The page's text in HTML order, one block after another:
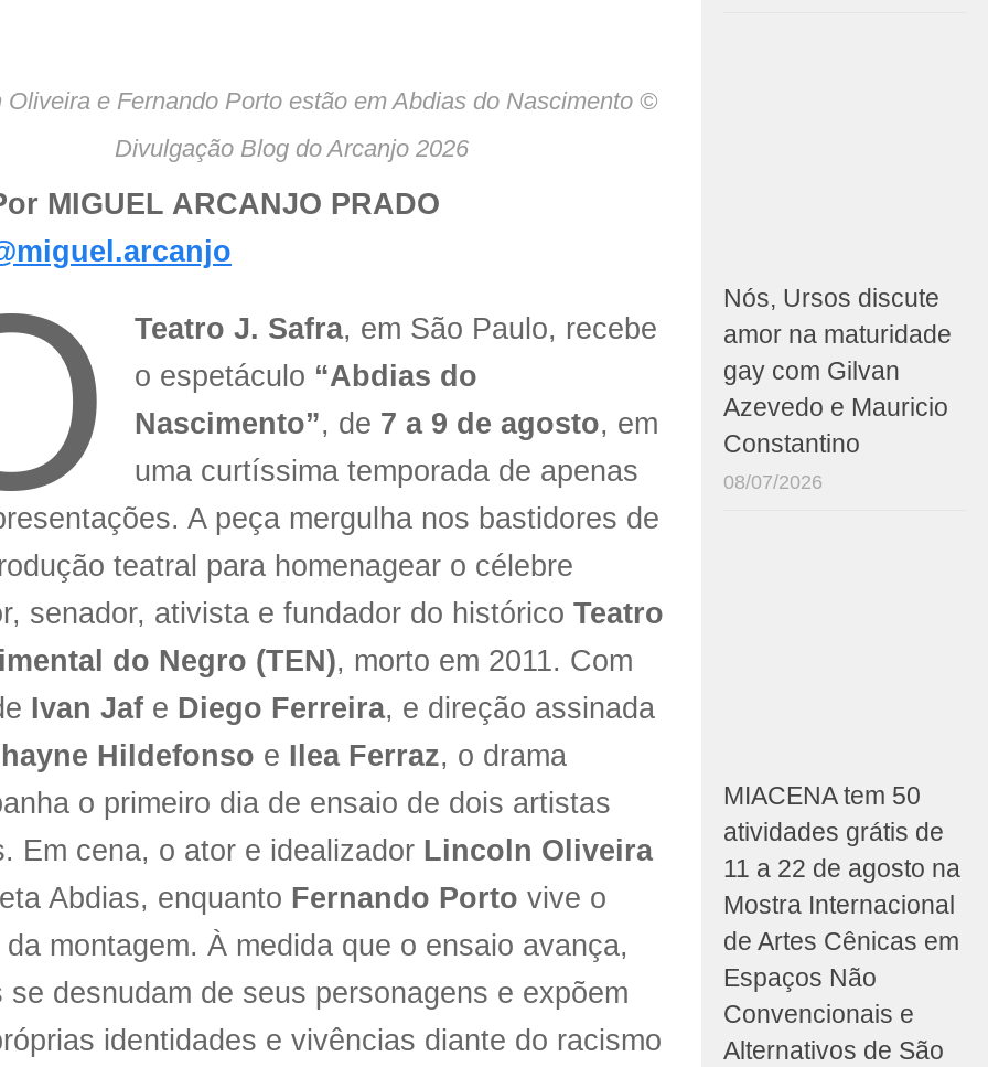
Oliveira e Fernando Porto estão em Abdias do Nascimento ©
Divulgação Blog do Arcanjo 2026
MIGUEL ARCANJO PRADO
Teatro J. Safra, em São Paulo, recebe
o espetáculo “Abdias do
Nascimento”, de 7 a 9 de agosto, em
uma curtíssima temporada de apenas
A peça mergulha nos bastidores de
teatral para homenagear o célebre
senador, ativista e fundador do histórico Teatro
do Negro (TEN), morto em 2011. Com
Ivan Jaf e Diego Ferreira, e direção assinada
Hildefonso e Ilea Ferraz, o drama
o primeiro dia de ensaio de dois artistas
Em cena, o ator e idealizador Lincoln Oliveira
Abdias, enquanto Fernando Porto vive o
da montagem. À medida que o ensaio avança,
se desnudam de seus personagens e expõem
identidades e vivências diante do racismo
Nós, Ursos discute
amor na maturidade
gay com Gilvan
Azevedo e Mauricio
Constantino
08/07/2026
MIACENA tem 50
atividades grátis de
11 a 22 de agosto na
Mostra Internacional
de Artes Cênicas em
Espaços Não
Convencionais e
Alternativos de São